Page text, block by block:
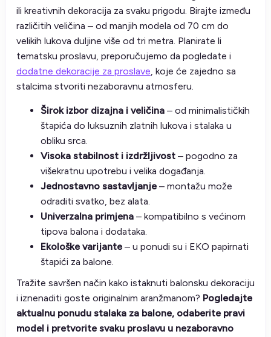
ili kreativnih dekoracija za svaku prigodu. Birajte između
različitih veličina – od manjih modela od 70 cm do
velikih lukova duljine više od tri metra. Planirate li
tematsku proslavu, preporučujemo da pogledate i
dodatne dekoracije za proslave, koje će zajedno sa
stalcima stvoriti nezaboravnu atmosferu.
Širok izbor dizajna i veličina – od minimalističkih
štapića do luksuznih zlatnih lukova i stalaka u
obliku srca.
Visoka stabilnost i izdržljivost – pogodno za
višekratnu upotrebu i velika događanja.
Jednostavno sastavljanje – montažu može
odraditi svatko, bez alata.
Univerzalna primjena – kompatibilno s većinom
tipova balona i dodataka.
Ekološke varijante – u ponudi su i EKO papirnati
štapići za balone.
Tražite savršen način kako istaknuti balonsku dekoraciju
i iznenaditi goste originalnim aranžmanom? Pogledajte
aktualnu ponudu stalaka za balone, odaberite pravi
model i pretvorite svaku proslavu u nezaboravno